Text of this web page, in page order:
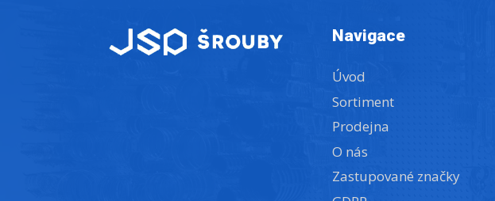
Navigace
Úvod
Sortiment
Prodejna
O nás
Zastupované značky